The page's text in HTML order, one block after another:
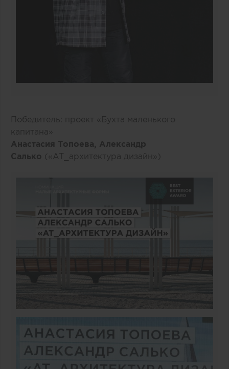
Победитель: проект «Бухта маленького
капитана»
Анастасия Топоева, Александр
Салько («AT_архитектура дизайн»)